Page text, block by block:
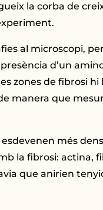
la corba de
al microscopi,
d’un
zones de fibrosi hi
manera que
més
la fibrosi: actina,
que anirien